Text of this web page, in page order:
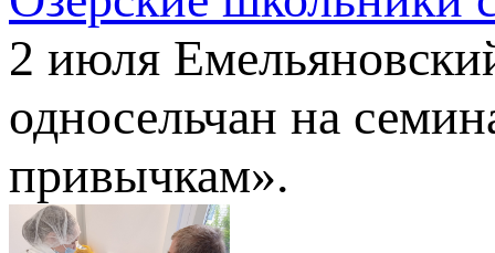
2 июля
односельчан на
привычкам».